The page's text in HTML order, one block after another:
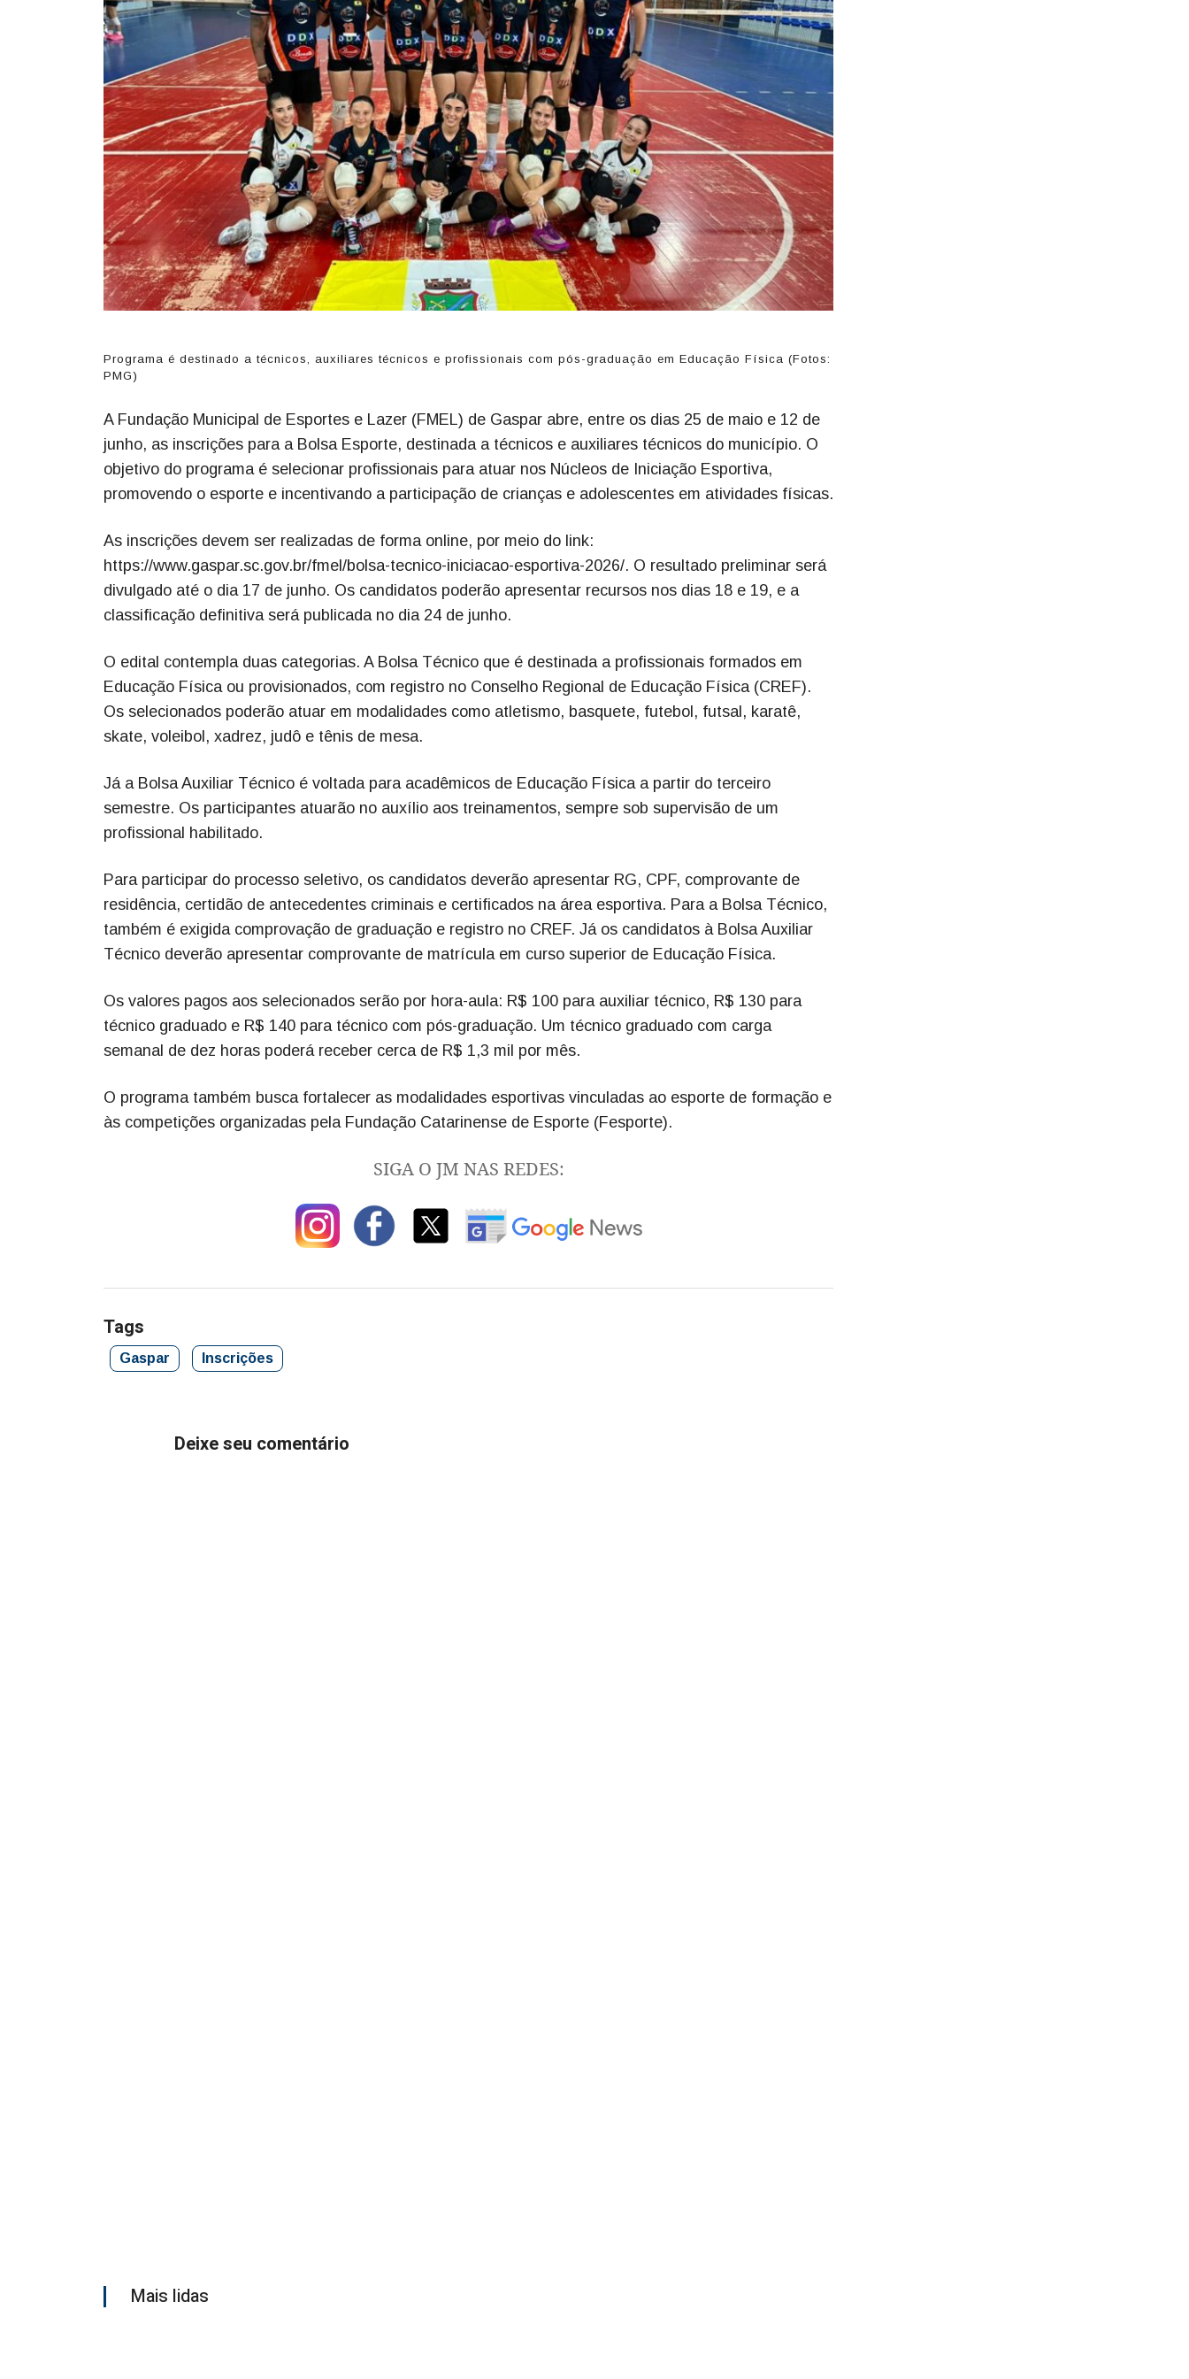
Programa é destinado a técnicos, auxiliares técnicos e profissionais com pós-graduação em Educação Física (Fotos:
PMG)
A Fundação Municipal de Esportes e Lazer (FMEL) de Gaspar abre, entre os dias 25 de maio e 12 de
junho, as inscrições para a Bolsa Esporte, destinada a técnicos e auxiliares técnicos do município. O
objetivo do programa é selecionar profissionais para atuar nos Núcleos de Iniciação Esportiva,
promovendo o esporte e incentivando a participação de crianças e adolescentes em atividades físicas.
As inscrições devem ser realizadas de forma online, por meio do link:
https://www.gaspar.sc.gov.br/fmel/bolsa-tecnico-iniciacao-esportiva-2026/. O resultado preliminar será
divulgado até o dia 17 de junho. Os candidatos poderão apresentar recursos nos dias 18 e 19, e a
classificação definitiva será publicada no dia 24 de junho.
O edital contempla duas categorias. A Bolsa Técnico que é destinada a profissionais formados em
Educação Física ou provisionados, com registro no Conselho Regional de Educação Física (CREF).
Os selecionados poderão atuar em modalidades como atletismo, basquete, futebol, futsal, karatê,
skate, voleibol, xadrez, judô e tênis de mesa.
Já a Bolsa Auxiliar Técnico é voltada para acadêmicos de Educação Física a partir do terceiro
semestre. Os participantes atuarão no auxílio aos treinamentos, sempre sob supervisão de um
profissional habilitado.
Para participar do processo seletivo, os candidatos deverão apresentar RG, CPF, comprovante de
residência, certidão de antecedentes criminais e certificados na área esportiva. Para a Bolsa Técnico,
também é exigida comprovação de graduação e registro no CREF. Já os candidatos à Bolsa Auxiliar
Técnico deverão apresentar comprovante de matrícula em curso superior de Educação Física.
Os valores pagos aos selecionados serão por hora-aula: R$ 100 para auxiliar técnico, R$ 130 para
técnico graduado e R$ 140 para técnico com pós-graduação. Um técnico graduado com carga
semanal de dez horas poderá receber cerca de R$ 1,3 mil por mês.
O programa também busca fortalecer as modalidades esportivas vinculadas ao esporte de formação e
às competições organizadas pela Fundação Catarinense de Esporte (Fesporte).
SIGA O JM NAS REDES:
Tags
Gaspar Inscrições
Deixe seu comentário
Mais lidas